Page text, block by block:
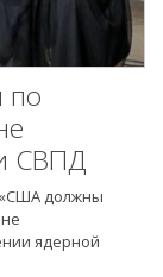
по
СВПД
должны
ядерной